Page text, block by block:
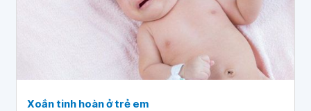
Xoắn tinh hoàn ở trẻ em